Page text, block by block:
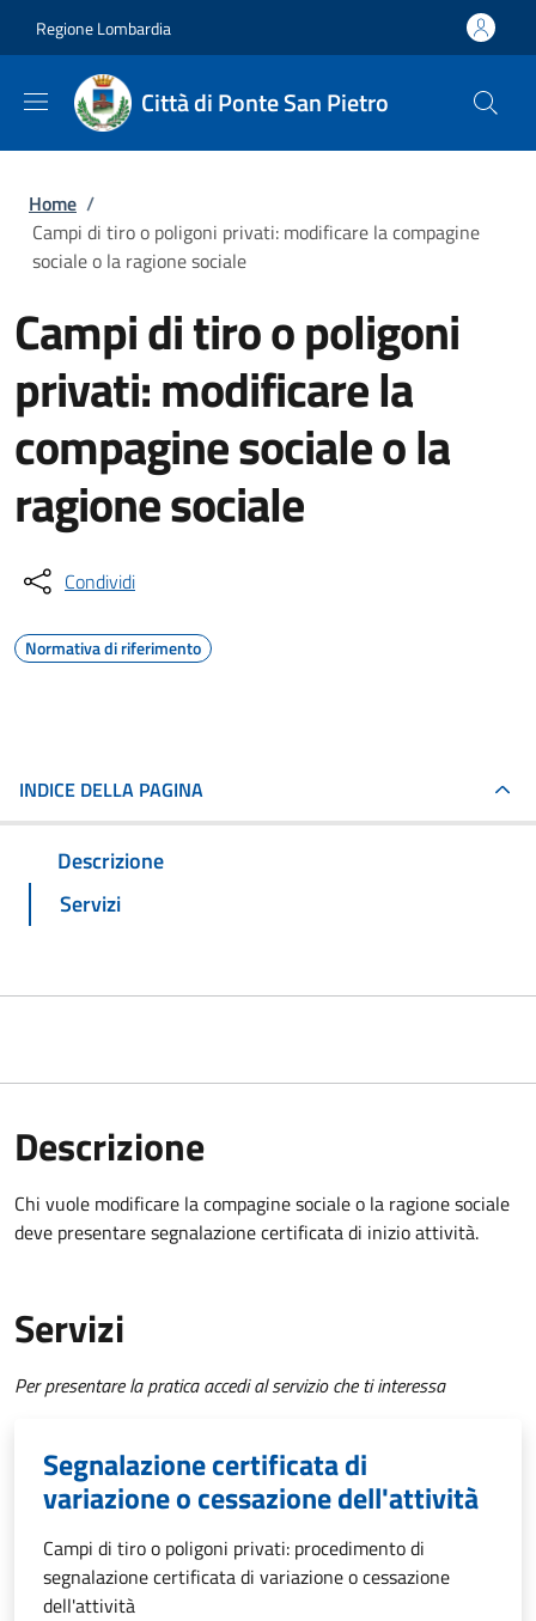
Regione Lombardia
Città di Ponte San Pietro
Briciole di pane
Home /
Campi di tiro o poligoni privati: modificare la compagine
sociale o la ragione sociale
Campi di tiro o poligoni
privati: modificare la
compagine sociale o la
ragione sociale
Condividi
Normativa di riferimento
INDICE DELLA PAGINA
Descrizione
Servizi
Descrizione
Chi vuole modificare la compagine sociale o la ragione sociale
deve presentare segnalazione certificata di inizio attività.
Servizi
Per presentare la pratica accedi al servizio che ti interessa
Segnalazione certificata di
variazione o cessazione dell'attività
Campi di tiro o poligoni privati: procedimento di
segnalazione certificata di variazione o cessazione
dell'attività